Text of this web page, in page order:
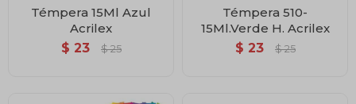
Témpera 15Ml Azul
Acrilex
$ 23 $ 25
Témpera 510-
15Ml.Verde H. Acrilex
$ 23 $ 25